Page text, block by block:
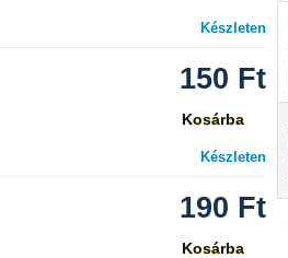
Készleten
150 Ft
Kosárba
Készleten
190 Ft
Kosárba